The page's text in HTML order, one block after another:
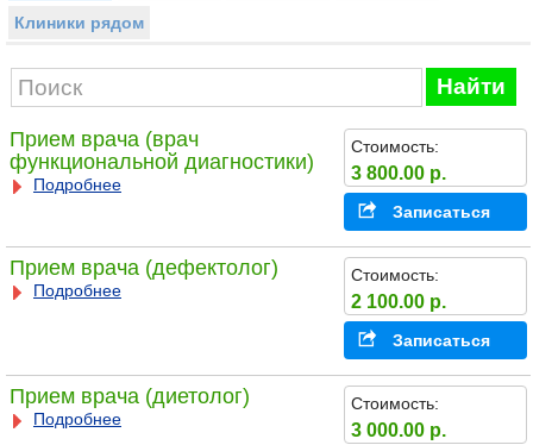
Клиники рядом
Найти
Прием врача (врач
функциональной диагностики)
Подробнее
Стоимость:
3 800.00 р.
Записаться
Прием врача (дефектолог)
Подробнее
Стоимость:
2 100.00 р.
Записаться
Прием врача (диетолог)
Подробнее
Стоимость:
3 000.00 р.